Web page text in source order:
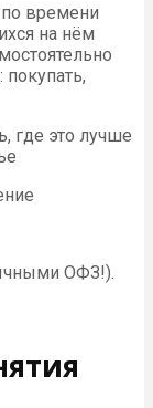
по времени
на нём
где это лучше
ОФЗ!).